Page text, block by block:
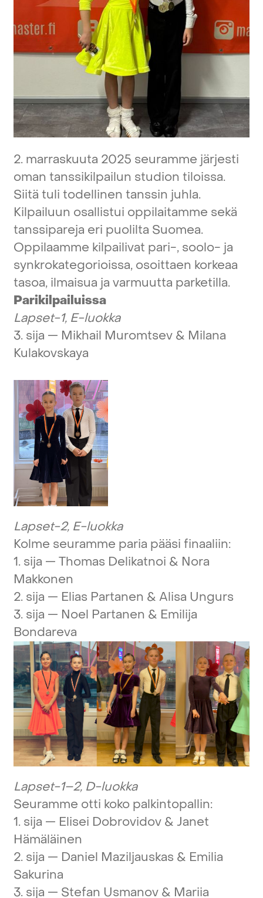
2. marraskuuta 2025 seuramme järjesti
oman tanssikilpailun studion tiloissa.
Siitä tuli todellinen tanssin juhla.
Kilpailuun osallistui oppilaitamme sekä
tanssipareja eri puolilta Suomea.
Oppilaamme kilpailivat pari-, soolo- ja
synkrokategorioissa, osoittaen korkeaa
tasoa, ilmaisua ja varmuutta parketilla.
Parikilpailuissa
Lapset-1, E-luokka
3. sija — Mikhail Muromtsev & Milana
Kulakovskaya
Lapset-2, E-luokka
Kolme seuramme paria pääsi finaaliin:
1. sija — Thomas Delikatnoi & Nora
Makkonen
2. sija — Elias Partanen & Alisa Ungurs
3. sija — Noel Partanen & Emilija
Bondareva
Lapset-1–2, D-luokka
Seuramme otti koko palkintopallin:
1. sija — Elisei Dobrovidov & Janet
Hämäläinen
2. sija — Daniel Maziljauskas & Emilia
Sakurina
3. sija — Stefan Usmanov & Mariia